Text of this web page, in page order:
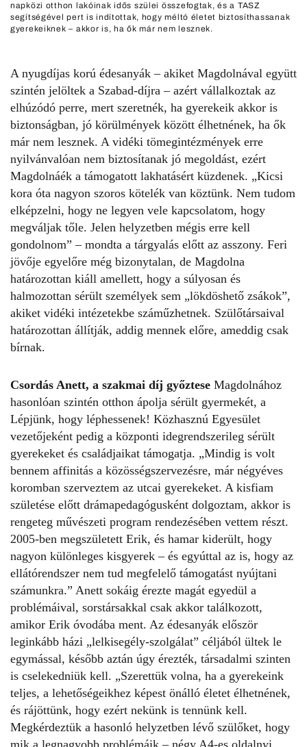
napközi otthon lakóinak idős szülei összefogtak, és a TASZ
segítségével pert is indítottak, hogy méltó életet biztosíthassanak
gyerekeiknek – akkor is, ha ők már nem lesznek.
A nyugdíjas korú édesanyák – akiket Magdolnával együtt
szintén jelöltek a Szabad-díjra – azért vállalkoztak az
elhúzódó perre, mert szeretnék, ha gyerekeik akkor is
biztonságban, jó körülmények között élhetnének, ha ők
már nem lesznek. A vidéki tömegintézmények erre
nyilvánvalóan nem biztosítanak jó megoldást, ezért
Magdolnáék a támogatott lakhatásért küzdenek. „Kicsi
kora óta nagyon szoros kötelék van köztünk. Nem tudom
elképzelni, hogy ne legyen vele kapcsolatom, hogy
megváljak tőle. Jelen helyzetben mégis erre kell
gondolnom” – mondta a tárgyalás előtt az asszony. Feri
jövője egyelőre még bizonytalan, de Magdolna
határozottan kiáll amellett, hogy a súlyosan és
halmozottan sérült személyek sem „lökdöshető zsákok”,
akiket vidéki intézetekbe száműzhetnek. Szülőtársaival
határozottan állítják, addig mennek előre, ameddig csak
bírnak.
Csordás Anett, a szakmai díj győztese Magdolnához
hasonlóan szintén otthon ápolja sérült gyermekét, a
Lépjünk, hogy léphessenek! Közhasznú Egyesület
vezetőjeként pedig a központi idegrendszerileg sérült
gyerekeket és családjaikat támogatja. „Mindig is volt
bennem affinitás a közösségszervezésre, már négyéves
koromban szerveztem az utcai gyerekeket. A kisfiam
születése előtt drámapedagógusként dolgoztam, akkor is
rengeteg művészeti program rendezésében vettem részt.
2005-ben megszületett Erik, és hamar kiderült, hogy
nagyon különleges kisgyerek – és egyúttal az is, hogy az
ellátórendszer nem tud megfelelő támogatást nyújtani
számunkra.” Anett sokáig érezte magát egyedül a
problémáival, sorstársakkal csak akkor találkozott,
amikor Erik óvodába ment. Az édesanyák először
leginkább házi „lelkisegély-szolgálat” céljából ültek le
egymással, később aztán úgy érezték, társadalmi szinten
is cselekedniük kell. „Szerettük volna, ha a gyerekeink
teljes, a lehetőségeikhez képest önálló életet élhetnének,
és rájöttünk, hogy ezért nekünk is tennünk kell.
Megkérdeztük a hasonló helyzetben lévő szülőket, hogy